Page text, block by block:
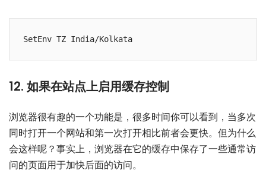
12. 如果在站点上启用缓存控制
浏览器很有趣的一个功能是，很多时间你可以看到，当多次
同时打开一个网站和第一次打开相比前者会更快。但为什么
会这样呢？事实上，浏览器在它的缓存中保存了一些通常访
问的页面用于加快后面的访问。